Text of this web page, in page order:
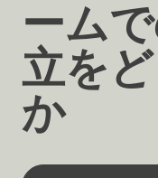
ーム
立を
か